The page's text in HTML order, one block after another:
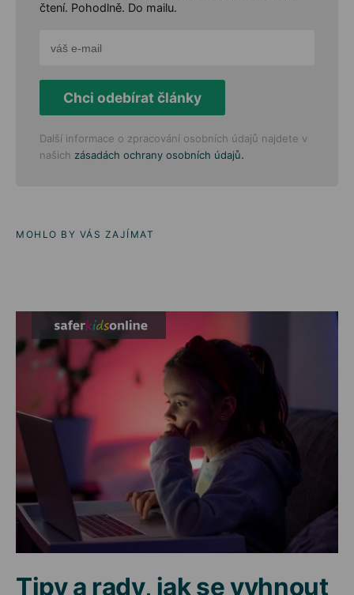
čtení. Pohodlně. Do mailu.
Chci odebírat články
Další informace o zpracování osobních údajů najdete v
našich zásadách ochrany osobních údajů.
MOHLO BY VÁS ZAJÍMAT
Tipy a rady, jak se vyhnout